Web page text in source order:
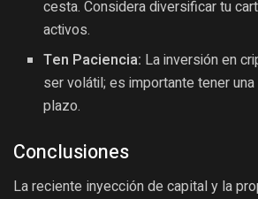
cesta. Considera diversificar tu
activos.
Ten Paciencia: La inversión en
ser volátil; es importante tener
plazo.
Conclusiones
La reciente inyección de capital y la